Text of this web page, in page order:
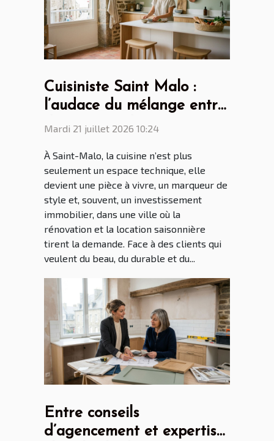
Cuisiniste Saint Malo :
l’audace du mélange entre
design scandinave et
Mardi 21 juillet 2026 10:24
À Saint-Malo, la cuisine n’est plus
seulement un espace technique, elle
devient une pièce à vivre, un marqueur de
style et, souvent, un investissement
immobilier, dans une ville où la
rénovation et la location saisonnière
tirent la demande. Face à des clients qui
veulent du beau, du durable et du...
Entre conseils
d’agencement et expertise